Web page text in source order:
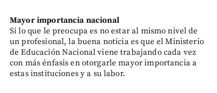
Mayor importancia nacional
Si lo que le preocupa es no estar al mismo nivel de
un profesional, la buena noticia es que el Ministerio
de Educación Nacional viene trabajando cada vez
con más énfasis en otorgarle mayor importancia a
estas instituciones y a su labor.